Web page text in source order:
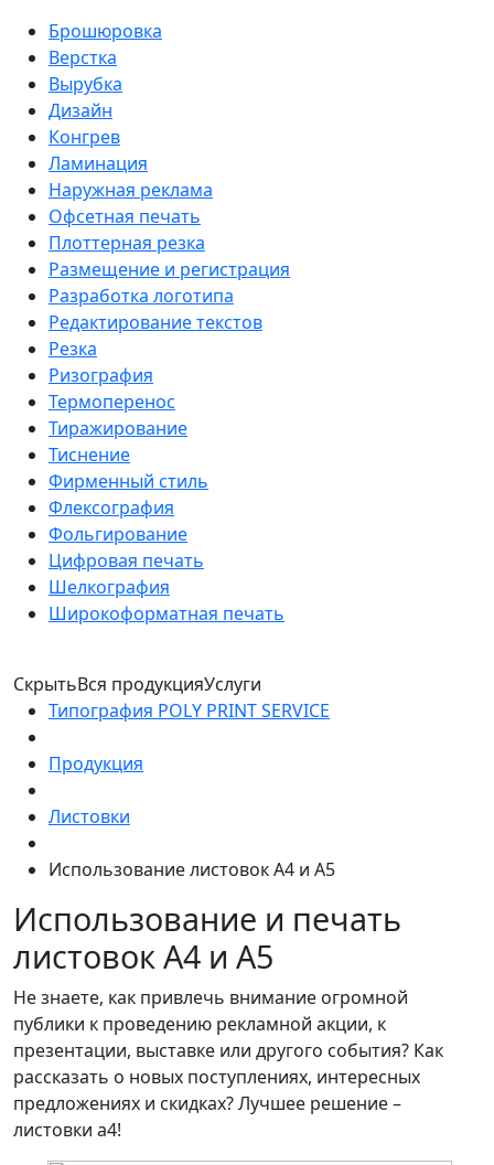
Брошюровка
Верстка
Вырубка
Дизайн
Конгрев
Ламинация
Наружная реклама
Офсетная печать
Плоттерная резка
Размещение и регистрация
Разработка логотипа
Редактирование текстов
Резка
Ризография
Термоперенос
Тиражирование
Тиснение
Фирменный стиль
Флексография
Фольгирование
Цифровая печать
Шелкография
Широкоформатная печать
СкрытьВся продукцияУслуги
Типография POLY PRINT SERVICE
Продукция
Листовки
Использование листовок А4 и А5
Использование и печать
листовок А4 и А5
Не знаете, как привлечь внимание огромной
публики к проведению рекламной акции, к
презентации, выставке или другого события? Как
рассказать о новых поступлениях, интересных
предложениях и скидках? Лучшее решение –
листовки a4!